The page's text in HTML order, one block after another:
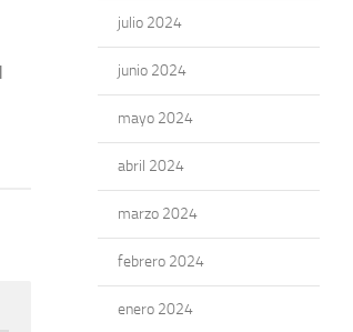
julio 2024
junio 2024
mayo 2024
abril 2024
marzo 2024
febrero 2024
enero 2024